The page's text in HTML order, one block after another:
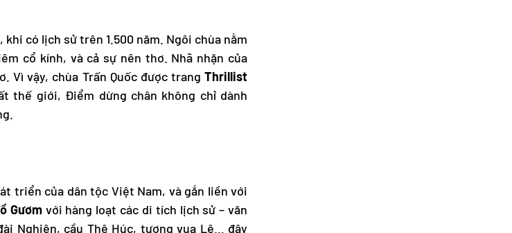
có lịch sử trên 1.500 năm. Ngôi chùa nằm
cổ kính, và cả sự nên thơ. Nhã nhặn của
Vì vậy, chùa Trấn Quốc được trang Thrillist
thế giới, Điểm dừng chân không chỉ dành
triển của dân tộc Việt Nam, và gắn liền với
Gươmvới hàng loạt các di tích lịch sử – văn
Nghiên, cầu Thê Húc, tượng vua Lê… đây